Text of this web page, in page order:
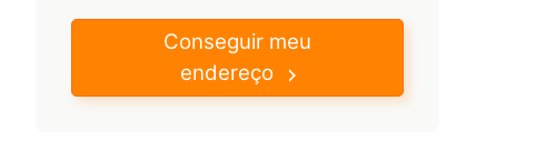
Conseguir meu
endereço